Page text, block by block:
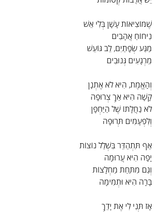
שֶׁמּוֹצִיאוֹת עָשָׁן בְּלִי אֵשׁ
נִיחוֹחַ אֲהָבִים
מַגַּע שְׂפָתַיִם, לֵב גּוֹעֵשׁ
מֵרְגָעִים גְּנוּבִים
וְהָאֱמֶת, הִיא לֹא אֶתְנָן
קָשָׁה הִיא אַךְ צְרוּפָה
לֹא נַחֲלָתוֹ שֶׁל הַיַּחְפָן
וְלִפְעָמִים תְּרוּפָה
אַף תִּתְהַדֵּר בִּשְׁלַל נוֹצוֹת
יָפָה הִיא עֲרוּמָה
וְגַם מִתַּחַת מַחְלָצוֹת
בָּרָה הִיא וּתְמִימָה
אָז תְּנִי לִי אֶת יָדֵךְ